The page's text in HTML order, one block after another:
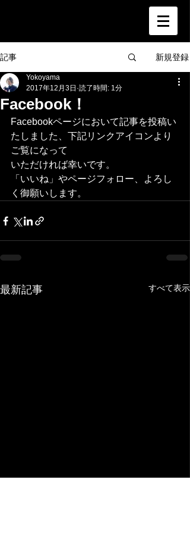
記事 新規登録
Facebook！
Yokoyama
2017年12月3日 読了時間: 1分
Facebookページにおいて記事を投稿い
たしました、下記リンクアイコンより
ご覧になって
いただければ幸いです。
「いいね」やページフォロー、よろし
く御願いします。
最新記事 すべて表示